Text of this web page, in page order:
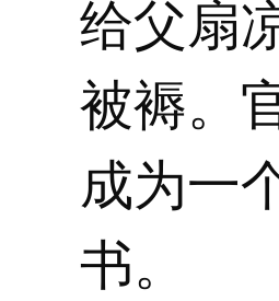
给父扇
被褥。
成为一
书。